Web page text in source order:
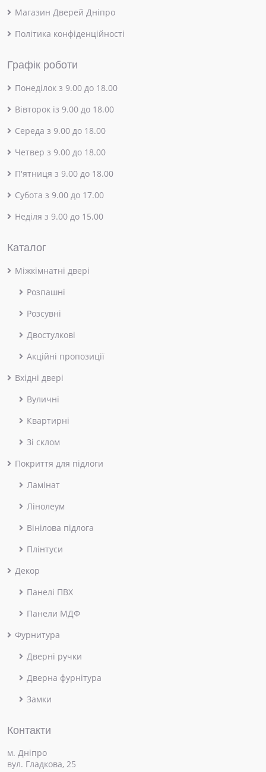
Магазин Дверей Дніпро
Політика конфіденційності
Графік роботи
Понеділок з 9.00 до 18.00
Вівторок із 9.00 до 18.00
Середа з 9.00 до 18.00
Четвер з 9.00 до 18.00
П'ятниця з 9.00 до 18.00
Субота з 9.00 до 17.00
Неділя з 9.00 до 15.00
Каталог
Міжкімнатні двері
Розпашні
Розсувні
Двостулкові
Акційні пропозиції
Вхідні двері
Вуличні
Квартирні
Зі склом
Покриття для підлоги
Ламінат
Лінолеум
Вінілова підлога
Плінтуси
Декор
Панелі ПВХ
Панели МДФ
Фурнитура
Дверні ручки
Дверна фурнітура
Замки
Контакти
м. Дніпро
вул. Гладкова, 25